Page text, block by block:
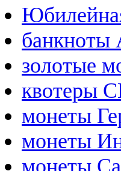
банкноты
золотые
квотеры
монеты
монеты
монеты